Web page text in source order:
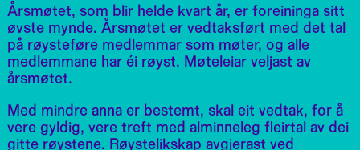
Årsmøtet, som blir helde kvart år, er foreininga sitt
øvste mynde. Årsmøtet er vedtaksført med det tal
på røysteføre medlemmar som møter, og alle
medlemmane har éi røyst. Møteleiar veljast av
årsmøtet.
Med mindre anna er bestemt, skal eit vedtak, for å
vere gyldig, vere treft med alminneleg fleirtal av dei
gitte røystene. Røystelikskap avgjerast ved